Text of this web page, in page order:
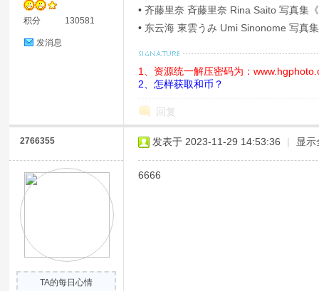
积分 130581
发消息
Ｐ！４》[54P]
•齐藤里奈 斉藤里奈 Rina Saito 写真集
• 东云海 東雲うみ Umi Sinonome 写真
1、资源统一解压密码为：
2、怎样获取和币？
回复
2766355
TA的每日心情
发表于 2023-11-29 14:53:36 | 显示
6666